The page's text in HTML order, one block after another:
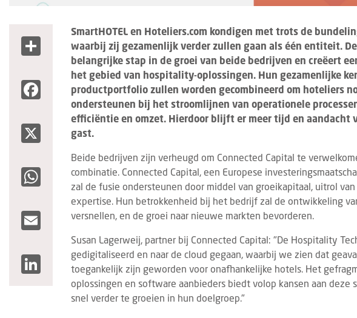
Facebook
WhatsApp
LinkedIn
SmartHOTEL en Hoteliers.com kondigen met trots de
waarbij zij gezamenlijk verder zullen gaan als één entiteit.
belangrijke stap in de groei van beide bedrijven en creëert
het gebied van hospitality-oplossingen. Hun gezamenlijke
productportfolio zullen worden gecombineerd om hoteliers
ondersteunen bij het stroomlijnen van operationele
efficiëntie en omzet. Hierdoor blijft er meer tijd en aandacht
gast.
Beide bedrijven zijn verheugd om Connected Capital te
combinatie. Connected Capital, een Europese
zal de fusie ondersteunen door middel van groeikapitaal, uitrol van
expertise. Hun betrokkenheid bij het bedrijf zal de ontwikkeling
versnellen, en de groei naar nieuwe markten bevorderen.
Susan Lagerweij, partner bij Connected Capital: "De Hospitality
gedigitaliseerd en naar de cloud gegaan, waarbij we zien dat
toegankelijk zijn geworden voor onafhankelijke hotels. Het
oplossingen en software aanbieders biedt volop kansen aan deze
snel verder te groeien in hun doelgroep."